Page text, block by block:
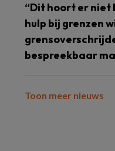
“Dit hoort er niet
hulp bij grenzen
bespreekbaar
Toon meer nieuws